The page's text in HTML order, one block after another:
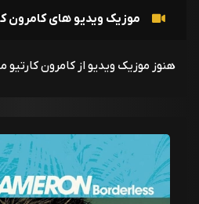
موزیک ویدیو های کامرون
هنوز موزیک ویدیو از کامرون